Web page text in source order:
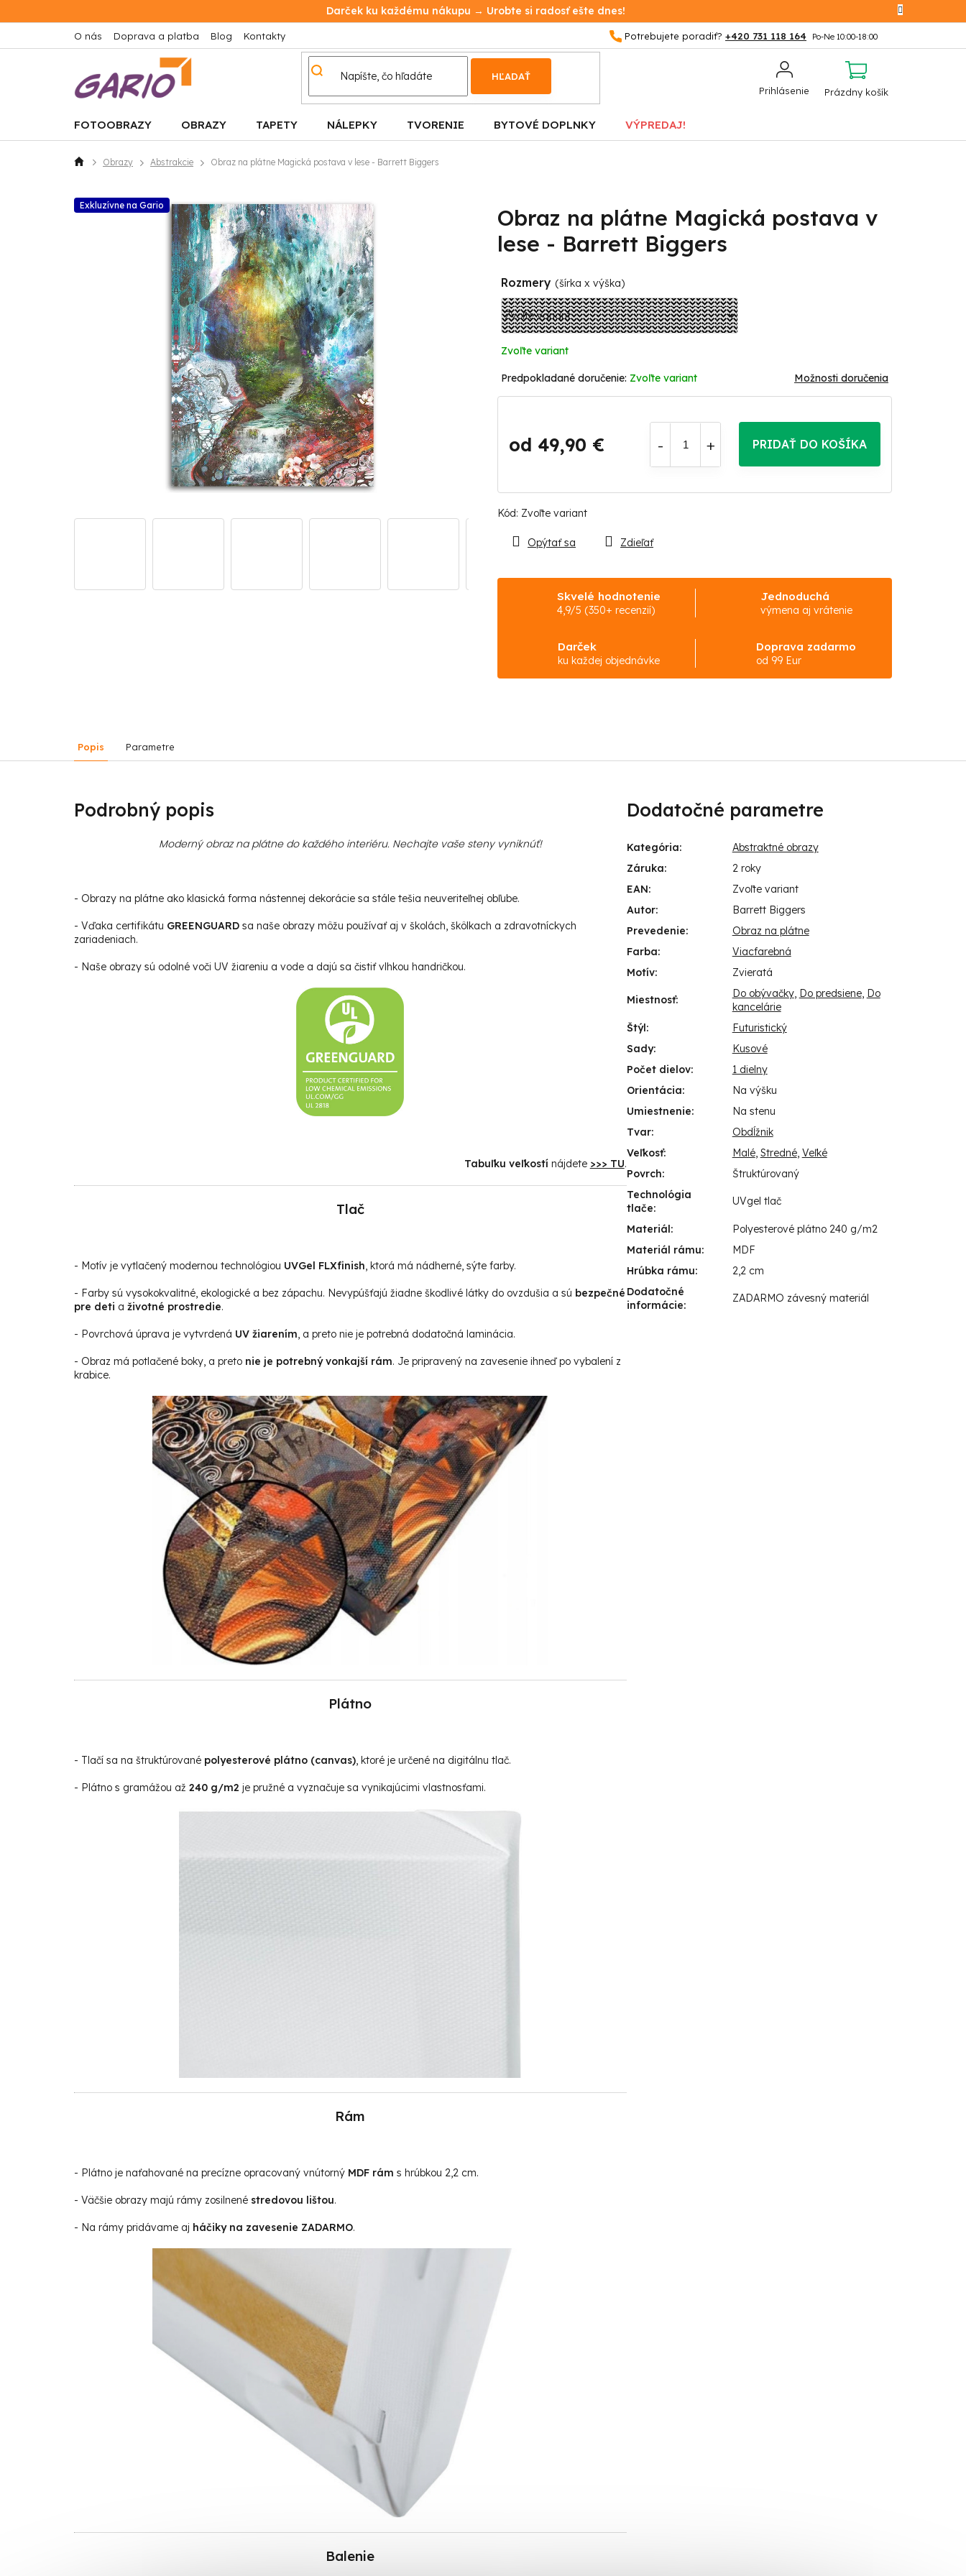
na
Darček ku každému nákupu → Urobte si radosť ešte dnes!
+420 731 118 164
O nás Doprava a platba Blog Kontakty
Prihlásenie
HĽADAŤ
NÁKUPNÝ
Prázdny košík
FOTOOBRAZY OBRAZY TAPETY NÁLEPKY TVORENIE BYTOVÉ DOPLNKY VÝPREDAJ!
DomovObrazy Abstrakcie Obraz na plátne Magická postava v lese - Barrett Biggers
Exkluzívne na Gario
Obraz na plátne Magická postava v
lese - Barrett Biggers
Kód: Zvoľte variant
Rozmery (šírka x výška)
Zvoľte variant
Zvoľte variant Možnosti doručenia
od 49,90 €
Jednotková
PRIDAŤ DO KOŠÍKA
Skvelé hodnotenie
4,9/5 (350+ recenzií)
Jednoduchá
výmena aj vrátenie
Darček
ku každej objednávke
Doprava zadarmo
od 99 Eur
Opýtať sa Zdieľať
Popis Parametre
Podrobný popis
Moderný obraz na plátne do každého interiéru. Nechajte vaše steny vyniknúť!
- Obrazy na plátne ako klasická forma nástennej dekorácie sa stále tešia neuveriteľnej obľube.
- Vďaka certifikátu GREENGUARD sa naše obrazy môžu používať aj v školách, škôlkach a zdravotníckych
zariadeniach.
- Naše obrazy sú odolné voči UV žiareniu a vode a dajú sa čistiť vlhkou handričkou.
Tabuľku veľkostínájdete >>> TU.
Tlač
- Motív je vytlačený modernou technológiou UVGel FLXfinish, ktorá má nádherné, sýte farby.
- Farby sú vysokokvalitné, ekologické a bez zápachu. Nevypúšťajú žiadne škodlivé látky do ovzdušia a sú bezpečné
pre deti a životné prostredie.
- Povrchová úprava je vytvrdená UV žiarením, a preto nie je potrebná dodatočná laminácia.
- Obraz má potlačené boky, a preto nie je potrebný vonkajší rám. Je pripravený na zavesenie ihneď po vybalení z
krabice.
Plátno
- Tlačí sa na štruktúrované polyesterové plátno (canvas), ktoré je určené na digitálnu tlač.
- Plátno s gramážou až 240 g/m2 je pružné a vyznačuje sa vynikajúcimi vlastnosťami.
Rám
- Plátno je naťahované na precízne opracovaný vnútorný MDF rám s hrúbkou 2,2 cm.
- Väčšie obrazy majú rámy zosilnené stredovou lištou.
- Na rámy pridávame aj háčiky na zavesenie ZADARMO.
Balenie
Dodatočné parametre
Kategória:
Abstraktné obrazy
Záruka:
2 roky
EAN:
Zvoľte variant
Autor:
Barrett Biggers
Prevedenie:
Obraz na plátne
Farba:
Viacfarebná
Motív: Zvieratá
Miestnosť: Do obývačky, Do predsiene, Do
kancelárie
Štýl:
Futuristický
Sady:
Kusové
Počet dielov:
1 dielny
Orientácia:
Na výšku
Umiestnenie:
Na stenu
Tvar:
Obdĺžnik
Veľkosť: Malé, Stredné, Veľké
Povrch:
Štruktúrovaný
Technológia
tlače:
UVgel tlač
Materiál:
Polyesterové plátno 240 g/m2
Materiál rámu:
MDF
Hrúbka rámu:
2,2 cm
Dodatočné
informácie:
ZADARMO závesný materiál